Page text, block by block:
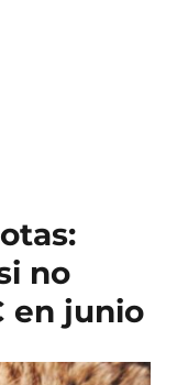
no
en junio